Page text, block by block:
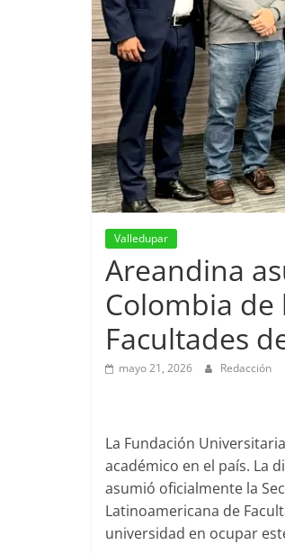
Valledupar
Areandina
Colombia
Facultades
mayo 21, 2026 Redacción
La Fundación
académico en el país. La
asumió oficialmente la
Latinoamericana de
universidad en ocupar